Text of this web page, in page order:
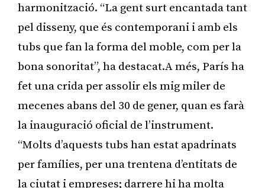
harmonització. “La gent surt encantada tant
pel disseny, que és contemporani i amb els
tubs que fan la forma del moble, com per la
bona sonoritat”, ha destacat.A més, París ha
fet una crida per assolir els mig miler de
mecenes abans del 30 de gener, quan es farà
la inauguració oficial de l’instrument.
“Molts d’aquests tubs han estat apadrinats
per famílies, per una trentena d’entitats de
la ciutat i empreses; darrere hi ha molta